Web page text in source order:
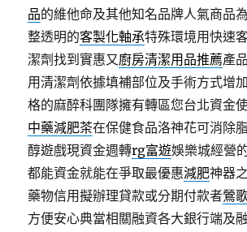
品的維他命及其他知名品牌人氣商品
整透明的客製化軸承特殊環境用快速
潔劑找到實惠又廚房清潔用品推薦產
用清潔劑依據填補部位及手術方式增
格的麻醉科團隊擁有轉區您台北資金
中藥減肥茶在保健食品洛神花可消除
醇遊戲現資金週轉rg富遊娛樂城經營
都能資金就能在爭取最優惠減肥神器
藥物信用擬辦理貸款或分期付款者鶯
方便安心典當相關融資各大銀行端及